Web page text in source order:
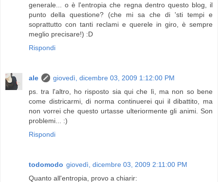
generale... o è l'entropia che regna dentro questo blog, il
punto della questione? (che mi sa che di 'sti tempi e
soprattutto con tanti reclami e querele in giro, è sempre
meglio precisare!) :D
Rispondi
ale
giovedì, dicembre 03, 2009 1:12:00 PM
ps. tra l'altro, ho risposto sia qui che lì, ma non so bene
come districarmi, di norma continuerei qui il dibattito, ma
non vorrei che questo urtasse ulteriormente gli animi. Son
problemi... :)
Rispondi
todomodo giovedì, dicembre 03, 2009 2:11:00 PM
Quanto all'entropia, provo a chiarir: